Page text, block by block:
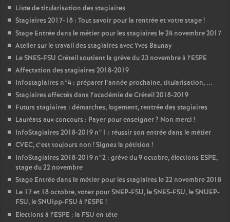
Liste de titularisation des stagiaires
Stagiaires 2017-18 : Tout savoir pour la rentrée et votre stage!
Stage Entrée dans le métier pour les stagiaires le 24 novembre 2017
Atelier sur le travail des stagiaires avec Yves Baunay
LeSNES-FSU Créteil soutient la grève du 23 novembre à l’ESPE
Affectation des stagiaires 2018-2019
Infostagiaires n°4 : préparer l’année prochaine, titularisation, ...
Stagiaires affectés dans l’académie de Créteil 2018-2019
Futurs stagiaires : démarches, logement, rentrée des stagiaires
Lauréats aux concours : Payer pour enseigner? Non merci !
InfoStagiaires 2018-2019 n°1 : réussir son entrée dans le métier
CVEC, c’est toujours non ! Signez la pétition !
InfoStagiaires 2018-2019 n°2 : grève du 9 octobre, élections ESPE,
stage du 22 novembre
Stage Entrée dans le métier pour les stagiaires le 22 novembre 2018
Le 17 et 18 octobre, votez pourSNEP-FSU, leSNES-FSU, leSNUEP-
FSU, le SNUipp-FSU à l’ESPE !
Elections à l’ESPE : la FSU en tête